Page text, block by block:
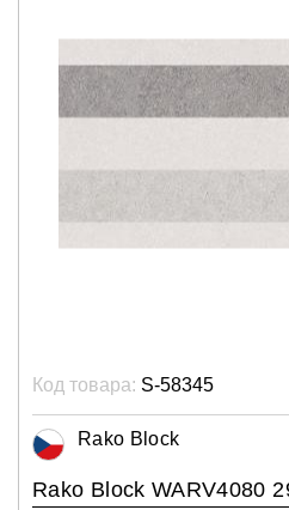
Код товара: S-58345
Rako Block
Rako Block WARV4080